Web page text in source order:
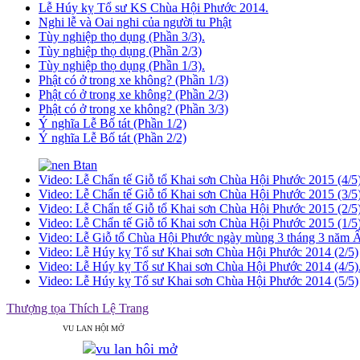
Lễ Húy kỵ Tổ sư KS Chùa Hội Phước 2014.
Nghi lễ và Oai nghi của người tu Phật
Tùy nghiệp thọ dụng (Phần 3/3).
Tùy nghiệp thọ dụng (Phần 2/3)
Tùy nghiệp thọ dụng (Phần 1/3).
Phật có ở trong xe không? (Phần 1/3)
Phật có ở trong xe không? (Phần 2/3)
Phật có ở trong xe không? (Phần 3/3)
Ý nghĩa Lễ Bố tát (Phần 1/2)
Ý nghĩa Lễ Bố tát (Phần 2/2)
Video: Lễ Chẩn tế Giỗ tổ Khai sơn Chùa Hội Phước 2015 (4/
Video: Lễ Chẩn tế Giỗ tổ Khai sơn Chùa Hội Phước 2015 (3/
Video: Lễ Chẩn tế Giỗ tổ Khai sơn Chùa Hội Phước 2015 (2/
Video: Lễ Chẩn tế Giỗ tổ Khai sơn Chùa Hội Phước 2015 (1/
Video: Lễ Giỗ tổ Chùa Hội Phước ngày mùng 3 tháng 3 năm
Video: Lễ Húy kỵ Tổ sư Khai sơn Chùa Hội Phước 2014 (2/5)
Video: Lễ Húy kỵ Tổ sư Khai sơn Chùa Hội Phước 2014 (4/5).
Video: Lễ Húy kỵ Tổ sư Khai sơn Chùa Hội Phước 2014 (5/5)
Thượng tọa Thích Lệ Trang
VU LAN HỘI MỞ